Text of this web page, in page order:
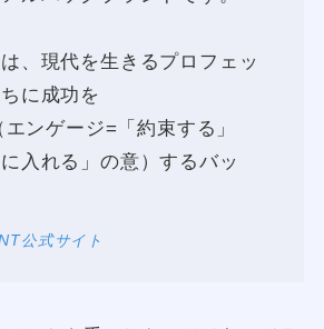
、現代を生きるプロフェッ
に成功を
ンゲージ=「約束する」
に入れる」の意）するバッ
公式サイト